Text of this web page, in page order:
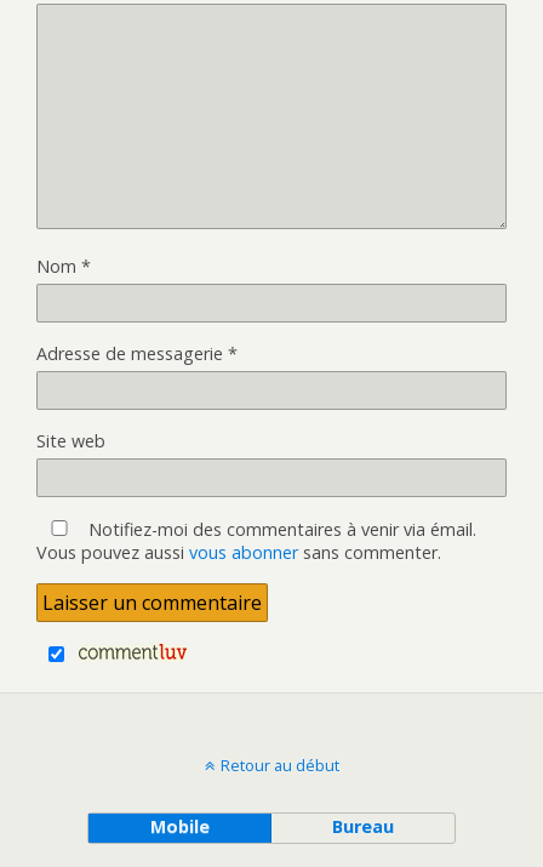
Nom *
Adresse de messagerie *
Site web
Notifiez-moi des commentaires à venir via émail.
Vous pouvez aussi vous abonnersans commenter.
Retour au début
Mobile Bureau